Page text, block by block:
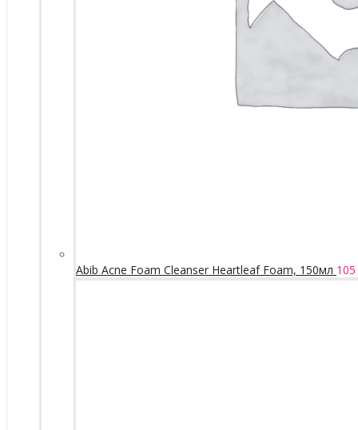
Abib Acne Foam Cleanser Heartleaf Foam, 150мл